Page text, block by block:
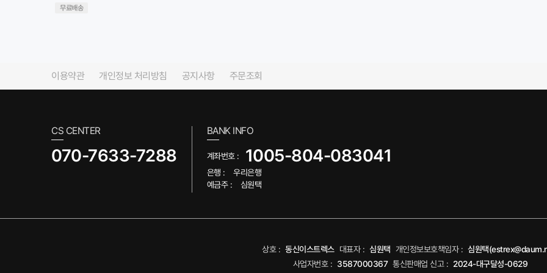
무료배송
이용약관 개인정보 처리방침 공지사항 주문조회
CS CENTER
070-7633-7288
BANK INFO
계좌번호 : 1005-804-083041
은행 :
우리은행
예금주 :
심원택
상호 : 동신이스트렉스 대표자 : 심원택 개인정보보호책임자 : 심원택
사업자번호 : 3587000367 통신판매업 신고 : 2024-대구달성-0629